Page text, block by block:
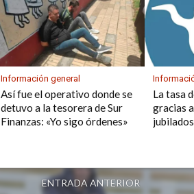
Información general
Así fue el operativo donde se
detuvo a la tesorera de Sur
Finanzas: «Yo sigo órdenes»
La tasa
gracias
ENTRADA ANTERIOR